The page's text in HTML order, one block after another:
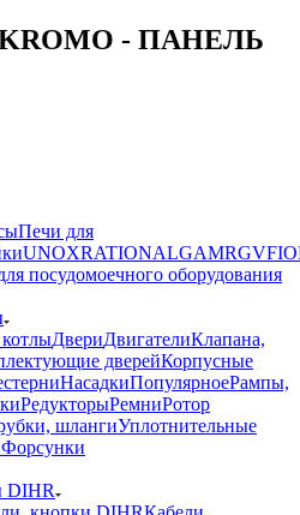
KROMO - ПАНЕЛЬ
Печи для
UNOXRATIONALGAMRGV
посудомоечного оборудования
ДвериДвигателиКлапана,
дверейКорпусные
НасадкиПопулярноеРампы,
РедукторыРемниРотор
шлангиУплотнительные
Форсунки
DIHR